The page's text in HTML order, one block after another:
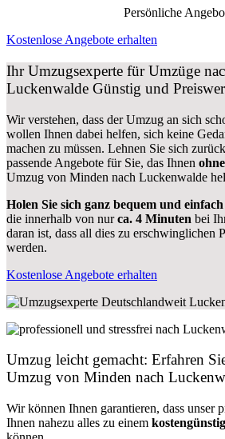
Persönliche
Kostenlose Angebote erhalten
Ihr Umzugsexperte für Umzüge
Luckenwalde Günstig und
Wir verstehen, dass der Umzug an sich
wollen Ihnen dabei helfen, sich keine
machen zu müssen. Lehnen Sie sich
passende Angebote für Sie, das Ihnen
Umzug von Minden nach Luckenwalde
Holen Sie sich ganz bequem und
die innerhalb von nurca. 4 Minuten bei
daran ist, dass all dies zu erschwinglichen
werden.
Kostenlose Angebote erhalten
Umzug leicht gemacht: Erfahren
Umzug von Minden nach
Wir können Ihnen garantieren, dass unser
Ihnen nahezu alles zu einem